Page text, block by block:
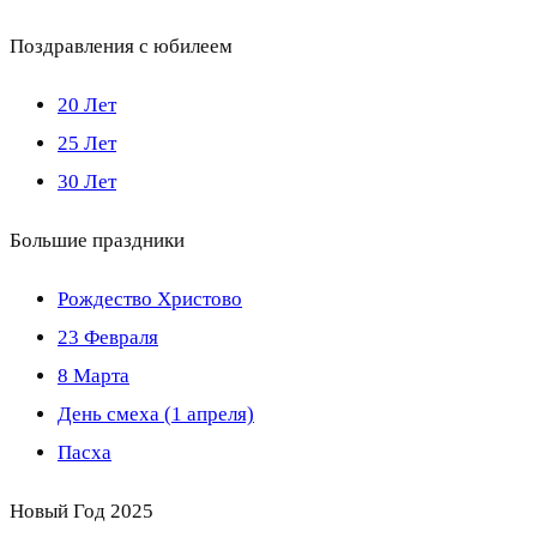
Поздравления с юбилеем
20 Лет
25 Лет
30 Лет
Большие праздники
Рождество Христово
23 Февраля
8 Марта
День смеха (1 апреля)
Пасха
Новый Год 2025